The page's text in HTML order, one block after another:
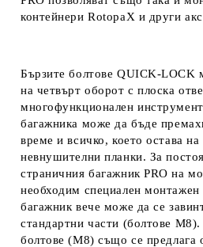
контейнери RotopaX и други
Бързите болтове QUICK-LOCK
на четвърт оборот с плоска
многофункционален
багажника може да бъде
време и всичко, което остава
невнушителни планки. За
страничния багажник PRO на
необходим специален монтажен
багажник вече може да се
стандартни части (болтове
болтове (M8) също се предлага